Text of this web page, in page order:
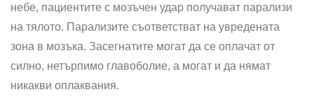
небе, пациентите с мозъчен удар получават парализи
на тялото. Парализите съответстват на увредената
зона в мозъка. Засегнатите могат да се оплачат от
силно, нетърпимо главоболие, а могат и да нямат
никакви оплаквания.